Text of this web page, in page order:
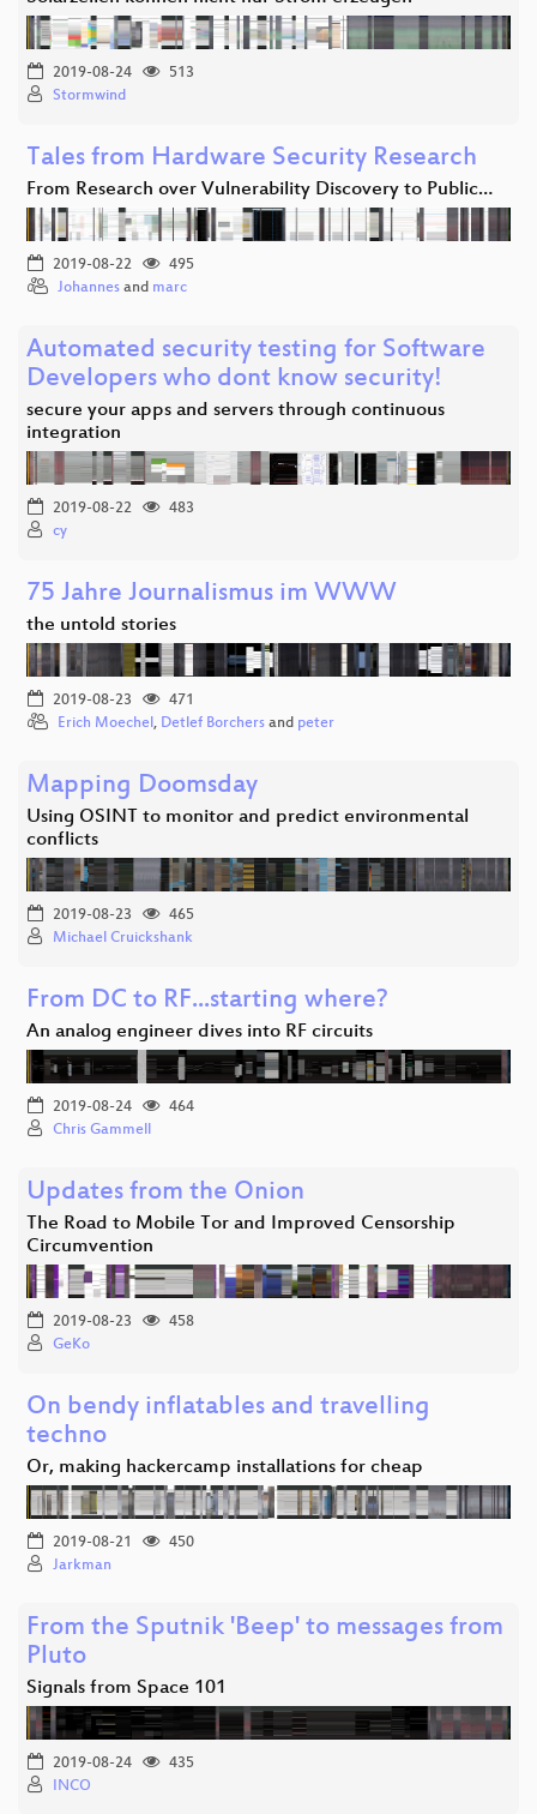
2019-08-24
513
Stormwind
Tales from Hardware Security Research
From Research over Vulnerability Discovery to Public…
2019-08-22
495
Johannes and marc
Automated security testing for Software
Developers who dont know security!
secure your apps and servers through continuous
integration
2019-08-22
483
cy
75 Jahre Journalismus im WWW
the untold stories
2019-08-23
471
Erich Moechel, Detlef Borchers and peter
Mapping Doomsday
Using OSINT to monitor and predict environmental
conflicts
2019-08-23
465
Michael Cruickshank
From DC to RF...starting where?
An analog engineer dives into RF circuits
2019-08-24
464
Chris Gammell
Updates from the Onion
The Road to Mobile Tor and Improved Censorship
Circumvention
2019-08-23
458
GeKo
On bendy inflatables and travelling
techno
Or, making hackercamp installations for cheap
2019-08-21
450
Jarkman
From the Sputnik 'Beep' to messages from
Pluto
Signals from Space 101
2019-08-24
435
INCO